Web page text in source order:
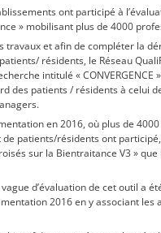
ont participé à
» mobilisant plus de 4000
travaux et afin de compléter la
résidents, le Réseau
intitulé « CONVERGENCE
des patients / résidents à celui
en 2016, où plus de 4000
patients/résidents ont
sur la Bientraitance V3 » que
d’évaluation de cet outil a
2016 en y associant les